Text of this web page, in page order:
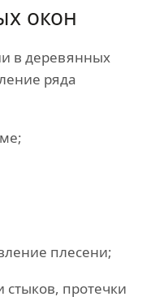
окон
в деревянных
ряда
плесени;
протечки